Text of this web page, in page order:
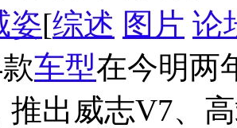
姿[综述 图片 论
车型在今明两
推出威志V7、